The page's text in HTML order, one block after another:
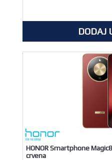
DODAJ
HONOR Smartphone
crvena